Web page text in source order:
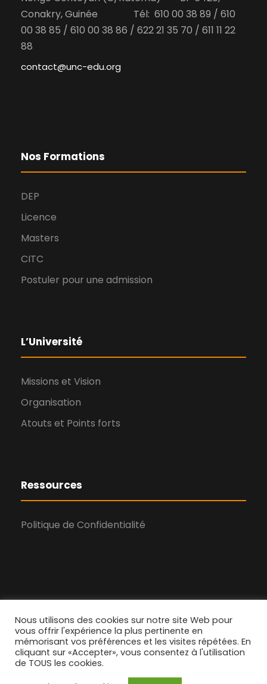
Conakry, Guinée Tél: 610 00 38 89 / 610
00 38 85 / 610 00 38 86 / 622 21 35 70 / 611 11 22
88
contact@unc-edu.org
Nos Formations
DEP
Licence
Masters
CITC
Postuler pour une admission
L’Université
Missions et Vision
Organisation
Atouts et Points forts
Ressources
Politique de Confidentialité
Copyright © 2007 -2026 Tous droits réservés.
Université Nongo Conakry | Built with ❤ bye-
Solutions
Nous utilisons des cookies sur notre site Web pour
vous offrir l'expérience la plus pertinente en
mémorisant vos préférences et les visites répétées. En
cliquant sur «Accepter», vous consentez à l'utilisation
de TOUS les cookies.